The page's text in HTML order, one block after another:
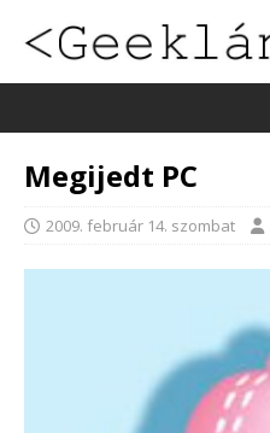
Megijedt PC
2009. február 14. szombat